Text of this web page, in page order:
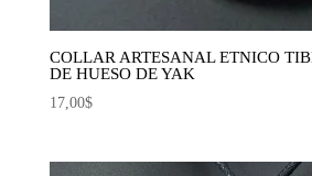
COLLAR ARTESANAL ETNICO
DE HUESO DE YAK
17,00$